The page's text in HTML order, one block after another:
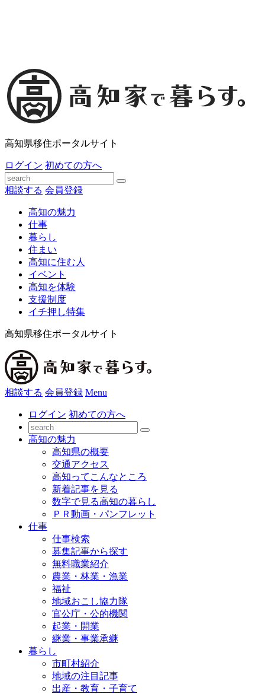
高知県移住ポータルサイト
ログイン 初めての方へ
相談する 会員登録
高知の魅力
仕事
暮らし
住まい
高知に住む人
イベント
高知を体験
支援制度
イチ押し特集
高知県移住ポータルサイト
相談する 会員登録 Menu
ログイン 初めての方へ
高知の魅力
高知県の概要
交通アクセス
高知ってこんなところ
新着記事を見る
数字で見る高知の暮らし
ＰＲ動画・パンフレット
仕事
仕事検索
募集記事から探す
無料職業紹介
農業・林業・漁業
福祉
地域おこし協力隊
官公庁・公的機関
起業・開業
継業・事業承継
暮らし
市町村紹介
地域の注目記事
出産・教育・子育て